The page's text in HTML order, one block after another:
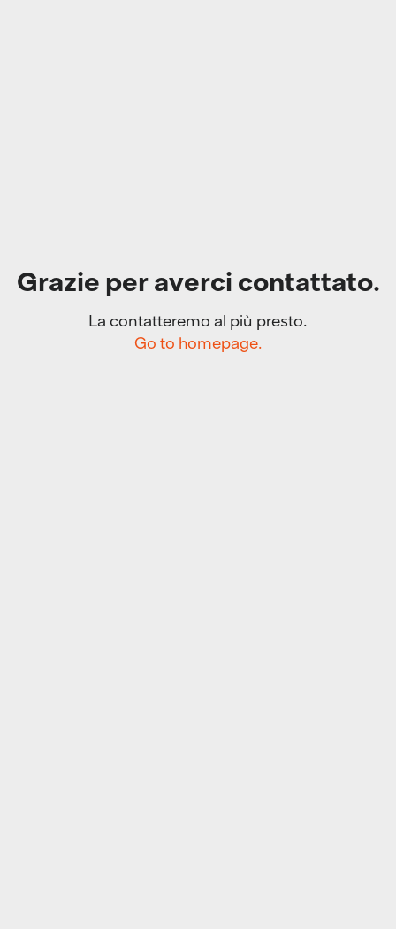
Grazie per averci contattato.
La contatteremo al più presto.
Go to homepage.